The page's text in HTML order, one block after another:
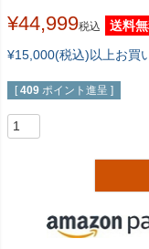
¥44,999税込
送料
¥15,000(税込)以上お買
[ 409 ポイント進呈 ]